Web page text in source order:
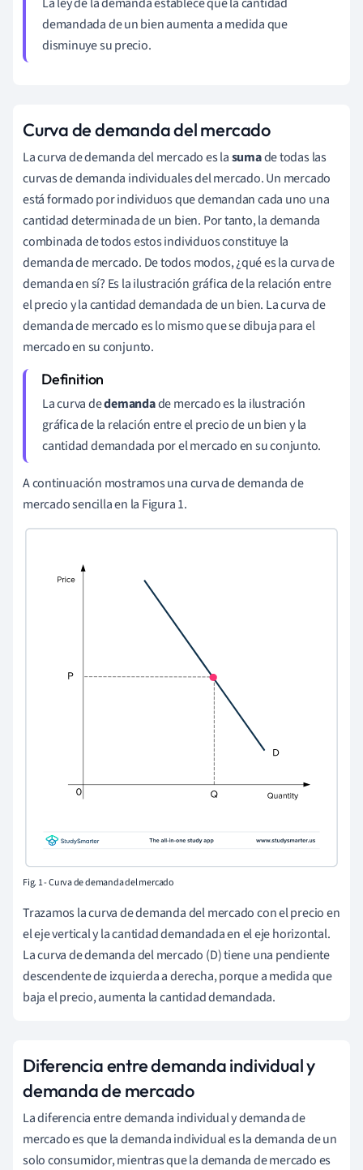
demandada de un bien aumenta a medida que
disminuye su precio.
Curva de demanda del mercado
La curva de demanda del mercado es lasumade todas las
curvas de demanda individuales del mercado. Un mercado
está formado por individuos que demandan cada uno una
cantidad determinada de un bien. Por tanto, la demanda
combinada de todos estos individuos constituye la
demanda de mercado. De todos modos, ¿qué es la curva de
demanda en sí? Es la ilustración gráfica de la relación entre
el precio y la cantidad demandada de un bien. La curva de
demanda de mercado es lo mismo que se dibuja para el
mercado en su conjunto.
La curva dedemandade mercado es la ilustración
gráfica de la relación entre el precio de un bien y la
cantidad demandada por el mercado en su conjunto.
A continuación mostramos una curva de demanda de
mercado sencilla en la Figura 1.
Fig. 1 - Curva de demanda del mercado
Trazamos la curva de demanda del mercado con el precio en
el eje vertical y la cantidad demandada en el eje horizontal.
La curva de demanda del mercado (D) tiene una pendiente
descendente de izquierda a derecha, porque a medida que
baja el precio, aumenta la cantidad demandada.
Diferencia entre demanda individual y
demanda de mercado
La diferencia entre demanda individual y demanda de
mercado es que la demanda individual es la demanda de un
solo consumidor, mientras que la demanda de mercado es